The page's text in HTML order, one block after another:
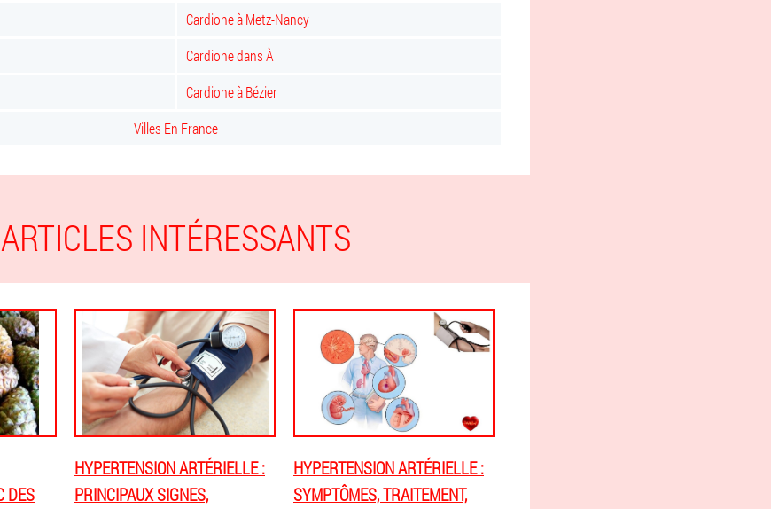
Cardione à Metz-Nancy
Cardione dans À
Cardione à Bézier
Villes En France
ARTICLES INTÉRESSANTS
DES
HYPERTENSION ARTÉRIELLE :
PRINCIPAUX SIGNES,
HYPERTENSION ARTÉRIELLE :
SYMPTÔMES, TRAITEMENT,